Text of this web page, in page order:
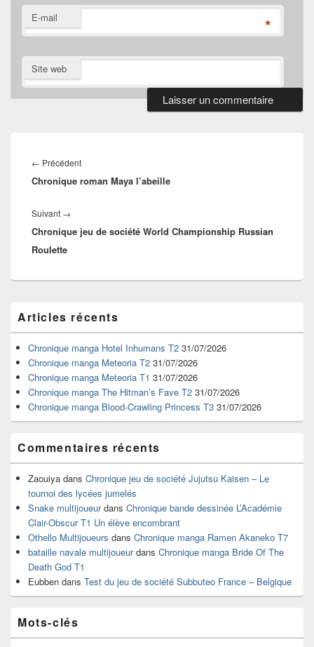
E-mail *
Site web
de
l’article
← PrécédentArticle
précédent :
Chronique roman Maya l’abeille
Suivant →
suivant :
Chronique jeu de société World Championship Russian
Roulette
principale
de
widget
pour
barre
latérale
Articles récents
Chronique manga Hotel Inhumans T2 31/07/2026
Chronique manga Meteoria T2 31/07/2026
Chronique manga Meteoria T1 31/07/2026
Chronique manga The Hitman’s Fave T2 31/07/2026
Chronique manga Blood-Crawling Princess T3 31/07/2026
Commentaires récents
Zaouiya dans Chronique jeu de société Jujutsu Kaisen – Le
tournoi des lycées jumelés
Snake multijoueurdans Chronique bande dessinée L’Académie
Clair-Obscur T1 Un élève encombrant
Othello Multijoueurs dans Chronique manga Ramen Akaneko T7
bataille navale multijoueurdans Chronique manga Bride Of The
Death God T1
Eubben dans Test du jeu de société Subbuteo France – Belgique
Mots-clés